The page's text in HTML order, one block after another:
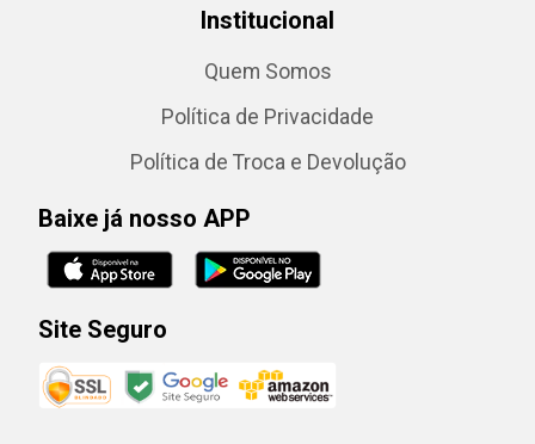
Institucional
Quem Somos
Política de Privacidade
Política de Troca e Devolução
Baixe já nosso APP
Site Seguro